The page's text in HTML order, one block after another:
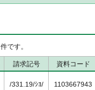
件です。
請求記号 資料コード
/331.19/ｼﾖ/ 1103667943